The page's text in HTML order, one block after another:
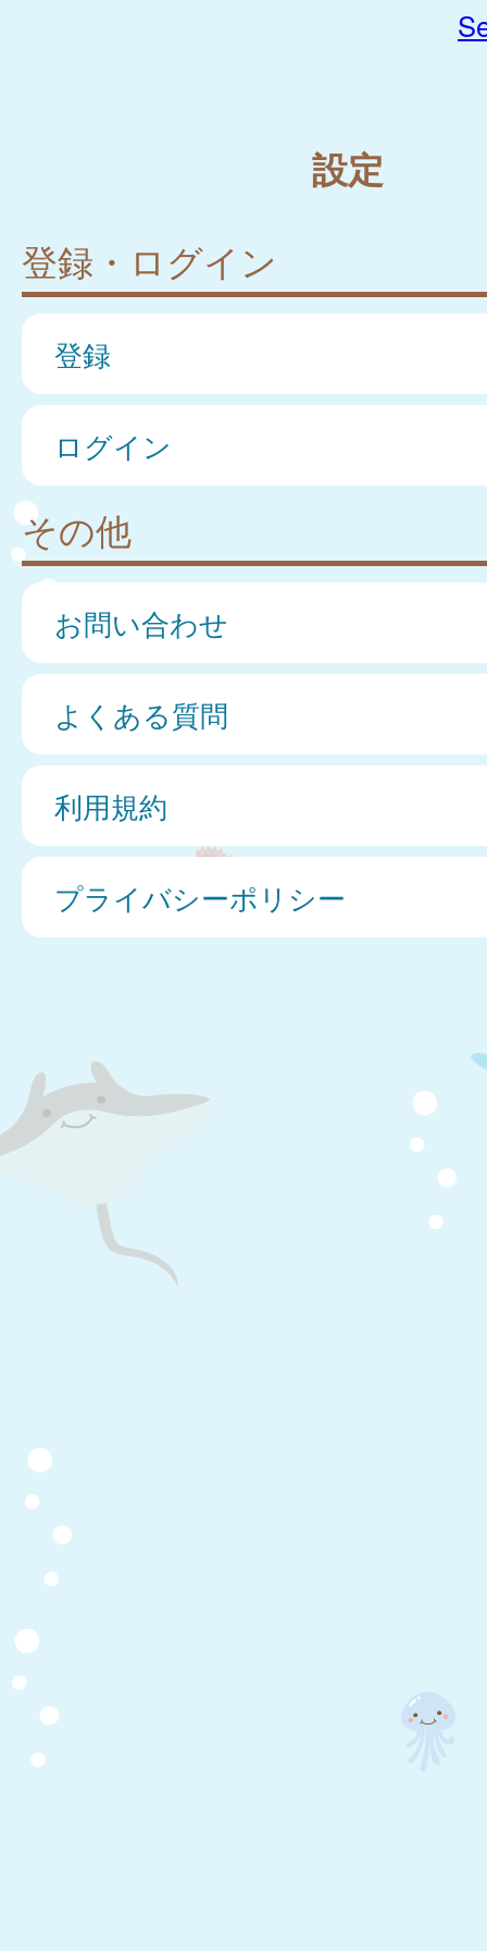
設定
登録・ログイン
登録
ログイン
その他
お問い合わせ
よくある質問
利用規約
プライバシーポリシー